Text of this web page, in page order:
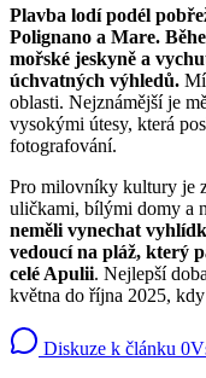
Plavba lodí podél
Polignano a Mare.
mořské jeskyně a
úchvatných výhledů.
oblasti. Nejznámější je
vysokými útesy, která
fotografování.
Pro milovníky kultury je
uličkami, bílými domy a
neměli vynechat
vedoucí na pláž, který
celé Apulii. Nejlepší
května do října 2025,
Diskuze k článku 0